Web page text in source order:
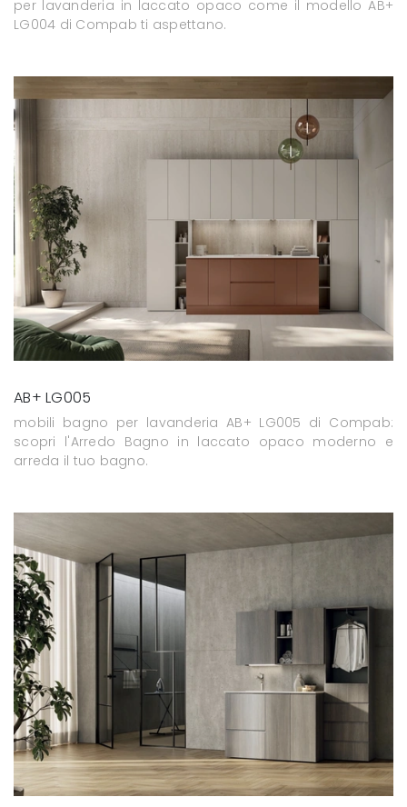
per lavanderia in laccato opaco come il modello AB+
LG004 di Compab ti aspettano.
AB+ LG005
mobili bagno per lavanderia AB+ LG005 di Compab:
scopri l'Arredo Bagno in laccato opaco moderno e
arreda il tuo bagno.